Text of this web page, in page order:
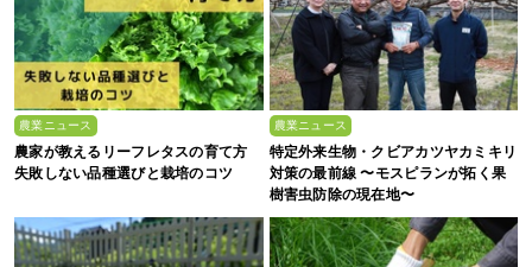
農業ニュース
農家が教えるリーフレタスの育て方
失敗しない品種選びと栽培のコツ
農業ニュース
特定外来生物・クビアカツヤカミキリ
対策の最前線 〜モスピランが拓く果
樹害虫防除の現在地〜